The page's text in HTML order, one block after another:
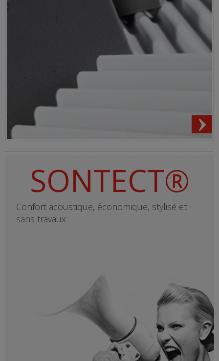
SONTECT®
Confort acoustique, économique, stylisé et
sans travaux